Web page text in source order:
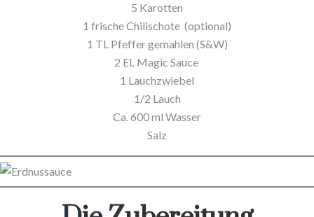
5 Karotten
1 frische Chilischote (optional)
1 TL Pfeffer gemahlen (S&W)
2 EL Magic Sauce
1 Lauchzwiebel
1/2 Lauch
Ca. 600 ml Wasser
Salz